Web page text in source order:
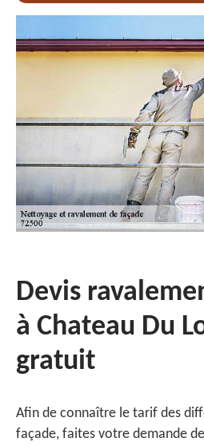
Devis
à Chateau Du
gratuit
Afin de connaître le tarif des
façade, faites votre demande